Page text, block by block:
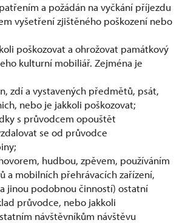
a požádán na vyčkání příjezdu
vyšetření zjištěného poškození nebo
poškozovat a ohrožovat památkový
kulturní mobiliář. Zejména je
zdí a vystavených předmětů, psát,
nebo je jakkoli poškozovat;
s průvodcem opouštět
se od průvodce
hudbou, zpěvem, používáním
a mobilních přehrávacích zařízení,
jinou podobnou činností) ostatní
průvodce, nebo jakkoli
návštěvníkům návštěvu